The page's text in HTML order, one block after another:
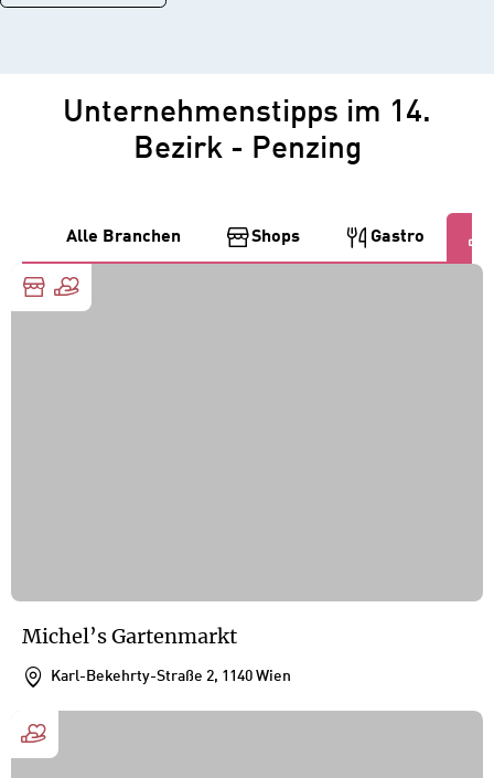
Unternehmenstipps im 14.
Bezirk - Penzing
Alle Branchen Shops Gastro
Michel’s Gartenmarkt
Karl-Bekehrty-Straße 2, 1140 Wien